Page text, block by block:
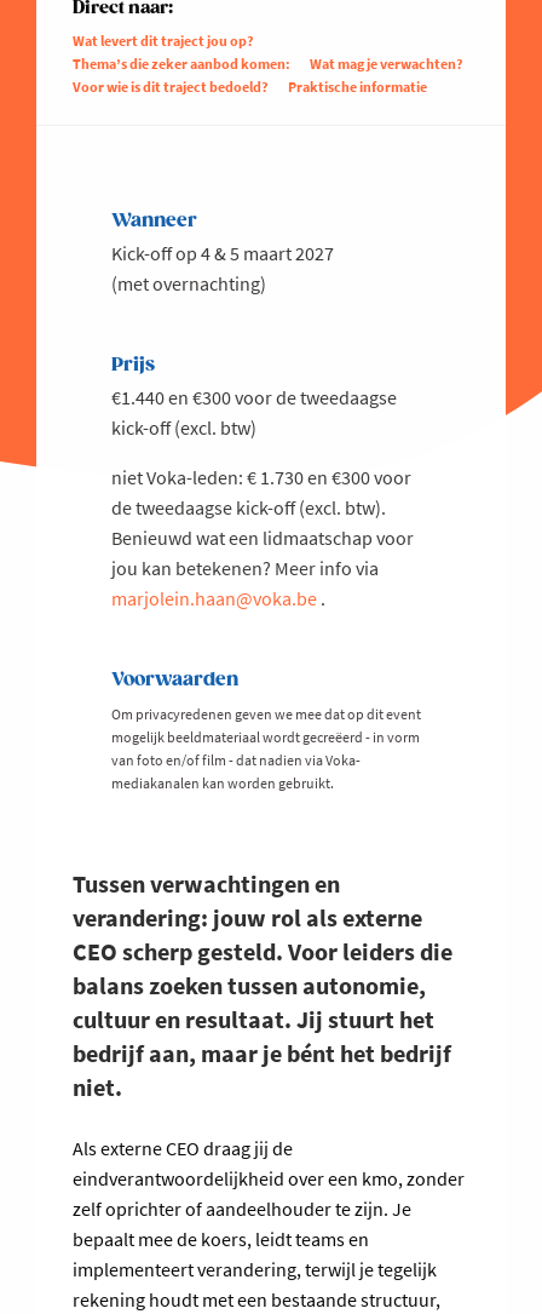
Direct naar:
Wat levert dit traject jou op?
Thema’s die zeker aanbod komen:
Wat mag je verwachten?
Voor wie is dit traject bedoeld?
Praktische informatie
Tussen verwachtingen en
verandering: jouw rol als externe
CEO scherp gesteld. Voor leiders die
balans zoeken tussen autonomie,
cultuur en resultaat. Jij stuurt het
bedrijf aan, maar je bént het bedrijf
niet.
Als externe CEO draag jij de
eindverantwoordelijkheid over een kmo, zonder
zelf oprichter of aandeelhouder te zijn. Je
bepaalt mee de koers, leidt teams en
implementeert verandering, terwijl je tegelijk
rekening houdt met een bestaande structuur,
Wanneer
Kick-off op 4 & 5 maart 2027
(met overnachting)
Prijs
€1.440 en €300 voor de tweedaagse
kick-off (excl. btw)
niet Voka-leden: € 1.730 en €300 voor
de tweedaagse kick-off (excl. btw).
Benieuwd wat een lidmaatschap voor
jou kan betekenen? Meer info via
marjolein.haan@voka.be .
Voorwaarden
Om privacyredenen geven we mee dat op dit event
mogelijk beeldmateriaal wordt gecreëerd - in vorm
van foto en/of film - dat nadien via Voka-
mediakanalen kan worden gebruikt.